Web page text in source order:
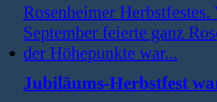
Jubiläums-Herbstfest